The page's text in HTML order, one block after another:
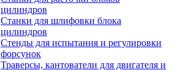
цилиндров
Станки для шлифовки блока
цилиндров
Стенды для испытания и регулировки
форсунок
Траверсы, кантователи для двигателя и